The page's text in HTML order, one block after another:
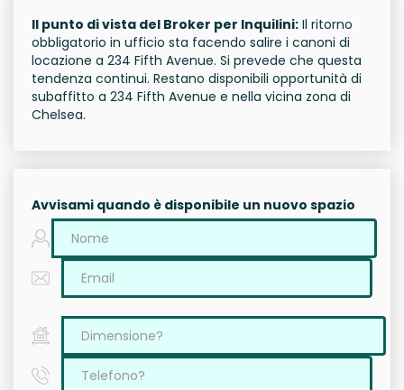
Il punto di vista del Broker per Inquilini: Il ritorno
obbligatorio in ufficio sta facendo salire i canoni di
locazione a 234 Fifth Avenue. Si prevede che questa
tendenza continui. Restano disponibili opportunità di
subaffitto a 234 Fifth Avenue e nella vicina zona di
Chelsea.
Avvisami quando è disponibile un nuovo spazio